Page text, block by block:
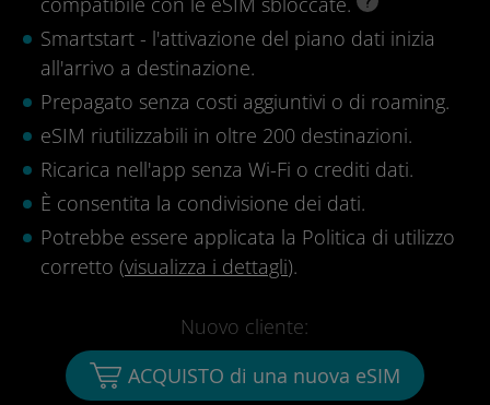
Smartstart - l'attivazione del piano dati inizia
all'arrivo a destinazione.
Prepagato senza costi aggiuntivi o di roaming.
eSIM riutilizzabili in oltre 200 destinazioni.
Ricarica nell'app senza Wi-Fi o crediti dati.
È consentita la condivisione dei dati.
Potrebbe essere applicata la Politica di utilizzo
corretto (visualizza i dettagli).
Nuovo cliente:
ACQUISTO di una nuova eSIM